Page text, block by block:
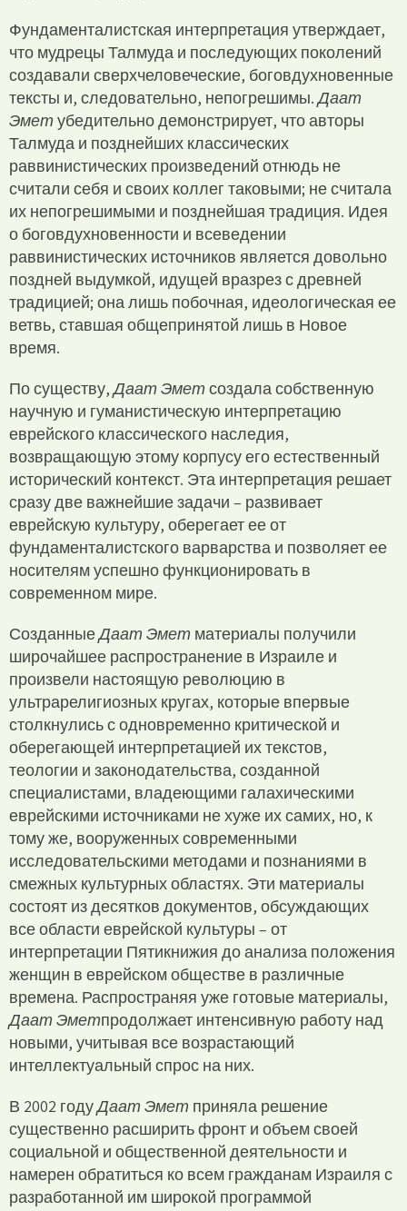
Фундаменталистская интерпретация утверждает,
что мудрецы Талмуда и последующих поколений
создавали сверхчеловеческие, боговдухновенные
тексты и, следовательно, непогрешимы.Даат
Эмет убедительно демонстрирует, что авторы
Талмуда и позднейших классических
раввинистических произведений отнюдь не
считали себя и своих коллег таковыми; не считала
их непогрешимыми и позднейшая традиция. Идея
о боговдухновенности и всеведении
раввинистических источников является довольно
поздней выдумкой, идущей вразрез с древней
традицией; она лишь побочная, идеологическая ее
ветвь, ставшая общепринятой лишь в Новое
время.
По существу,Даат Эмет создала собственную
научную и гуманистическую интерпретацию
еврейского классического наследия,
возвращающую этому корпусу его естественный
исторический контекст. Эта интерпретация решает
сразу две важнейшие задачи – развивает
еврейскую культуру, оберегает ее от
фундаменталистского варварства и позволяет ее
носителям успешно функционировать в
современном мире.
СозданныеДаат Эмет материалы получили
широчайшее распространение в Израиле и
произвели настоящую революцию в
ультрарелигиозных кругах, которые впервые
столкнулись с одновременно критической и
оберегающей интерпретацией их текстов,
теологии и законодательства, созданной
специалистами, владеющими галахическими
еврейскими источниками не хуже их самих, но, к
тому же, вооруженных современными
исследовательскими методами и познаниями в
смежных культурных областях. Эти материалы
состоят из десятков документов, обсуждающих
все области еврейской культуры – от
интерпретации Пятикнижия до анализа положения
женщин в еврейском обществе в различные
времена. Распространяя уже готовые материалы,
Даат Эметпродолжает интенсивную работу над
новыми, учитывая все возрастающий
интеллектуальный спрос на них.
В 2002 годуДаат Эмет приняла решение
существенно расширить фронт и объем своей
социальной и общественной деятельности и
намерен обратиться ко всем гражданам Израиля с
разработанной им широкой программой